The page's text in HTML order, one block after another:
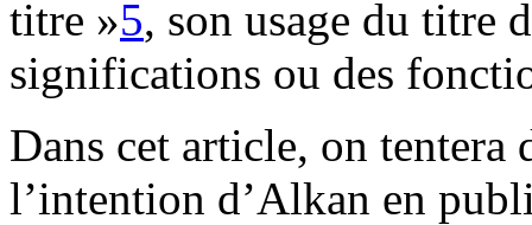
titre »5, son usage du titre
significations ou des
Dans cet article, on tentera
l’intention d’Alkan en